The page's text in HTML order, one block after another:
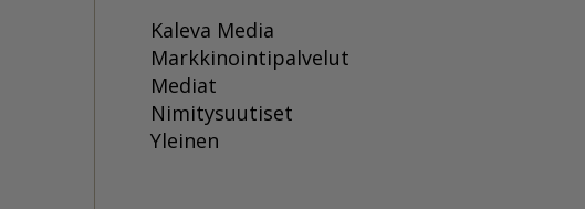
Kaleva Media
Markkinointipalvelut
Mediat
Nimitysuutiset
Yleinen